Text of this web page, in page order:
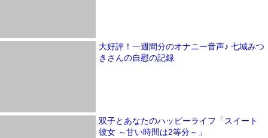
大好評！一週間分のオナニー音声♪ 七城みつ
きさんの自慰の記録
双子とあなたのハッピーライフ「スイート
彼女 ～甘い時間は2等分～」